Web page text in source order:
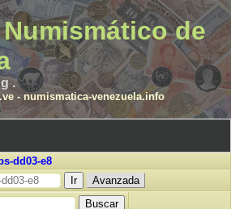
de
.
- numismatica-venezuela.info
dd03-e8
Avanzada